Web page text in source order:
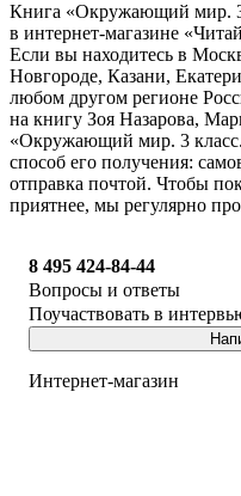
Книга «Окружающий мир. 3
в интернет-магазине
Если вы находитесь в
Новгороде, Казани,
любом другом регионе
на книгу Зоя Назарова,
«Окружающий мир. 3
способ его получения:
отправка почтой. Чтобы
приятнее, мы регулярно
8 495 424-84-44
Вопросы и ответы
Поучаствовать в
Интернет-магазин